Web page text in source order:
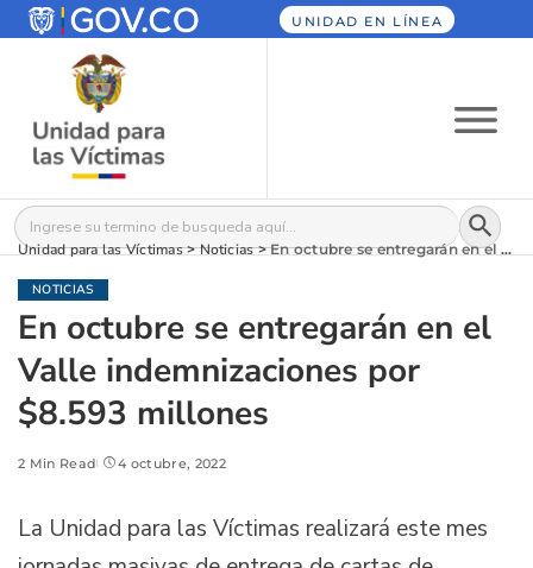
UNIDAD EN LÍNEA
Buscar: Botón
Unidad para las Víctimas>Noticias>En octubre se entregarán en el Valle indemnizaciones por $8.593 millones
NOTICIAS
En octubre se entregarán en el
Valle indemnizaciones por
$8.593 millones
2 Min Read 4 octubre, 2022
La Unidad para las Víctimas realizará este mes